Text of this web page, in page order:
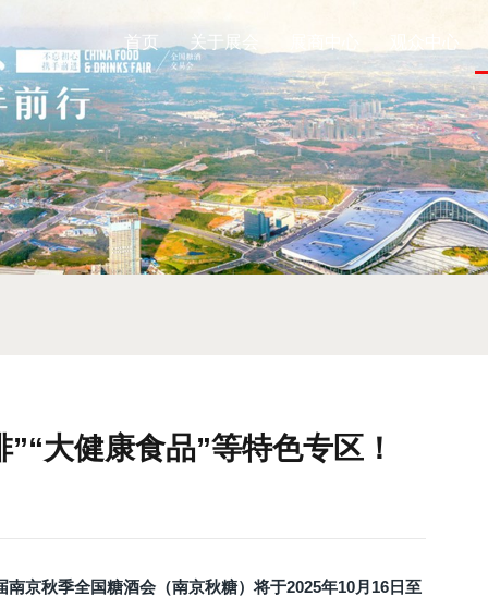
首页 关于展会
大健康食品”等特色专区！
南京秋季全国糖酒会（南京秋糖）将于2025年10月16日至